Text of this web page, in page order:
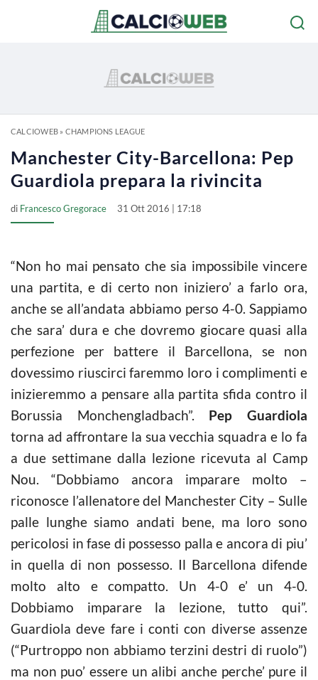
CALCIOWEB» CHAMPIONS LEAGUE
Manchester City-Barcellona: Pep
Guardiola prepara la rivincita
di Francesco Gregorace 31 Ott 2016 | 17:18
“Non ho mai pensato che sia impossibile vincere
una partita, e di certo non iniziero’ a farlo ora,
anche se all’andata abbiamo perso 4-0. Sappiamo
che sara’ dura e che dovremo giocare quasi alla
perfezione per battere il Barcellona, se non
dovessimo riuscirci faremmo loro i complimenti e
inizieremmo a pensare alla partita sfida contro il
Borussia Monchengladbach”. Pep Guardiola
torna ad affrontare la sua vecchia squadra e lo fa
a due settimane dalla lezione ricevuta al Camp
Nou. “Dobbiamo ancora imparare molto –
riconosce l’allenatore del Manchester City – Sulle
palle lunghe siamo andati bene, ma loro sono
pericolosi in fase di possesso palla e ancora di piu’
in quella di non possesso. Il Barcellona difende
molto alto e compatto. Un 4-0 e’ un 4-0.
Dobbiamo imparare la lezione, tutto qui”.
Guardiola deve fare i conti con diverse assenze
(“Purtroppo non abbiamo terzini destri di ruolo”)
ma non puo’ essere un alibi anche perche’ pure il